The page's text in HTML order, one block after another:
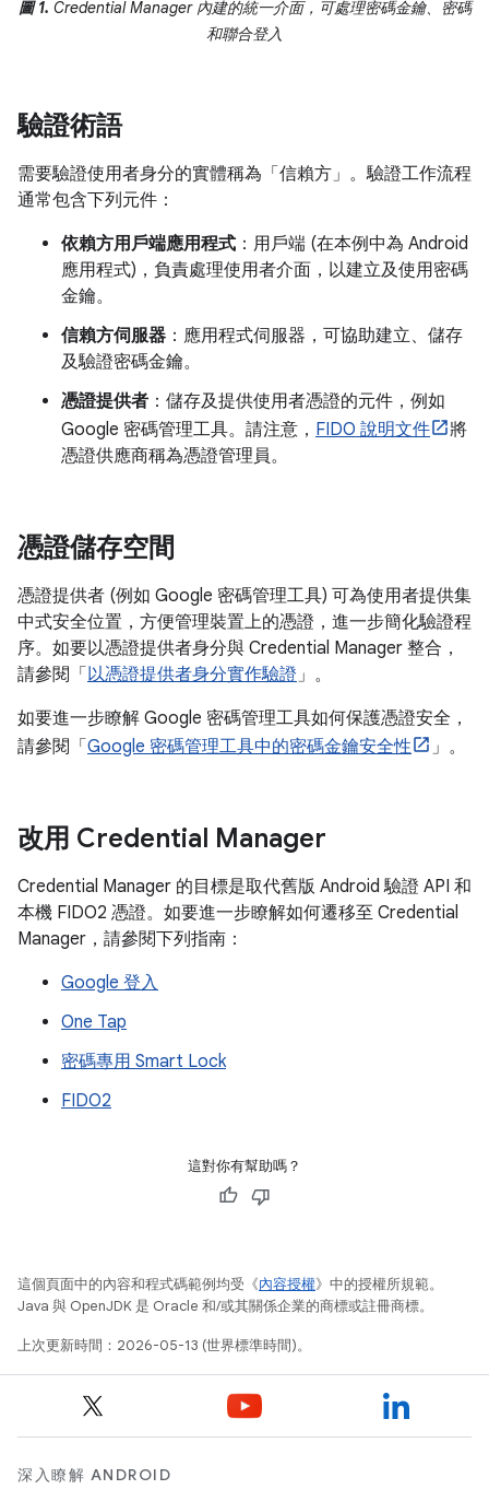
圖 1. Credential Manager 內建的統一介面，可處理密碼金鑰、密碼
和聯合登入
驗證術語
需要驗證使用者身分的實體稱為「信賴方」 。驗證工作流程
通常包含下列元件：
依賴方用戶端應用程式 ：用戶端 (在本例中為 Android
應用程式)，負責處理使用者介面，以建立及使用密碼
金鑰。
信賴方伺服器 ：應用程式伺服器，可協助建立、儲存
及驗證密碼金鑰。
憑證提供者 ：儲存及提供使用者憑證的元件，例如
Google 密碼管理工具。請注意， FIDO 說明文件
將
憑證供應商稱為憑證管理員。
憑證儲存空間
憑證提供者 (例如 Google 密碼管理工具) 可為使用者提供集
中式安全位置，方便管理裝置上的憑證，進一步簡化驗證程
序。如要以憑證提供者身分與 Credential Manager 整合，
請參閱「 以憑證提供者身分實作驗證」。
如要進一步瞭解 Google 密碼管理工具如何保護憑證安全，
請參閱「 Google 密碼管理工具中的密碼金鑰安全性 」。
改用 Credential Manager
Credential Manager 的目標是取代舊版 Android 驗證 API 和
本機 FIDO2 憑證。如要進一步瞭解如何遷移至 Credential
Manager，請參閱下列指南：
Google 登入
One Tap
密碼專用 Smart Lock
FIDO2
這對你有幫助嗎？
這個頁面中的內容和程式碼範例均受《內容授權》中的授權所規範。
Java 與 OpenJDK 是 Oracle 和/或其關係企業的商標或註冊商標。
上次更新時間：2026-05-13 (世界標準時間)。
深入瞭解 ANDROID